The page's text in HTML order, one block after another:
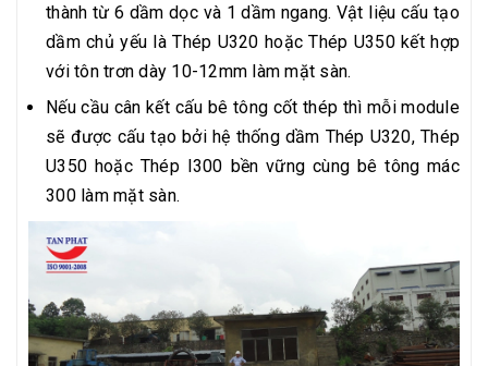
thành từ 6 dầm dọc và 1 dầm ngang. Vật liệu cấu tạo
dầm chủ yếu là Thép U320 hoặc Thép U350 kết hợp
với tôn trơn dày 10-12mm làm mặt sàn.
Nếu cầu cân kết cấu bê tông cốt thép thì mỗi module
sẽ được cấu tạo bởi hệ thống dầm Thép U320, Thép
U350 hoặc Thép I300 bền vững cùng bê tông mác
300 làm mặt sàn.